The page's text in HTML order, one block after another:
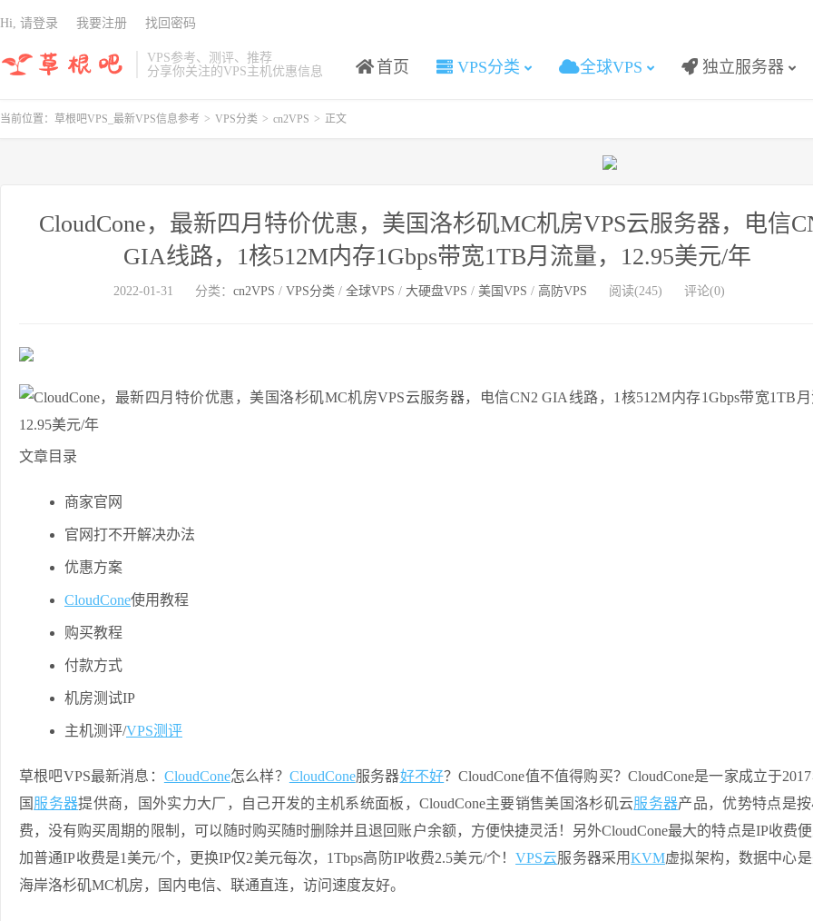
VPS参考、测评、推荐
分享你关注的VPS主机优惠信息
首页 VPS分类 全球VPS 独立服务器
Hi, 请登录 我要注册 找回密码
当前位置： 草根吧VPS_最新VPS信息参考 > VPS分类 > cn2VPS > 正文
CloudCone，最新四月特价优惠，美国洛杉矶MC机房VPS云服务器，电信
GIA线路，1核512M内存1Gbps带宽1TB月流量，12.95美元/年
2022-01-31 分类： cn2VPS / VPS分类 / 全球VPS / 大硬盘VPS / 美国VPS / 高防VPS 阅读(245) 评论(0)
文章目录
商家官网
官网打不开解决办法
优惠方案
CloudCone使用教程
购买教程
付款方式
机房测试IP
主机测评/VPS测评
草根吧VPS最新消息： CloudCone怎么样？ CloudCone服务器好不好？CloudCone值不值得购买？CloudCone是一家成立于
国 服务器提供商，国外实力大厂，自己开发的主机系统面板，CloudCone主要销售美国洛杉矶云服务器产品，优势特点是
费，没有购买周期的限制，可以随时购买随时删除并且退回账户余额，方便快捷灵活！另外CloudCone最大的特点是IP收费
加普通IP收费是1美元/个，更换IP仅2美元每次，1Tbps高防IP收费2.5美元/个！VPS云服务器采用KVM虚拟架构，数据中心
海岸洛杉矶MC机房，国内电信、联通直连，访问速度友好。